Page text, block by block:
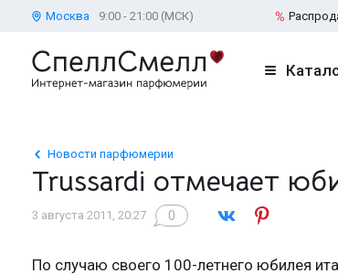
Москва 9:00 - 21:00 (МСК)
Новости парфюмерии
Trussardi отмечает
3 августа 2011, 20:27 0
По случаю своего 100-летнего юбилея